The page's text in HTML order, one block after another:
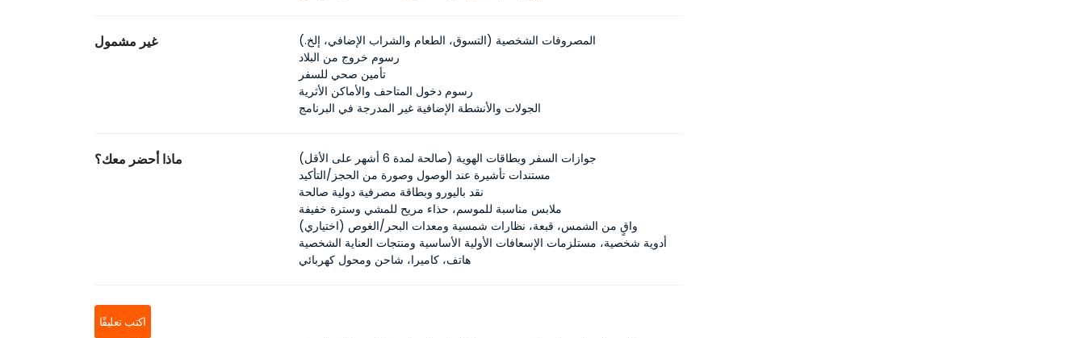
غير مشمول
المصروفات الشخصية (التسوق، الطعام والشراب الإضافي، إلخ.)
رسوم خروج من البلاد
تأمين صحي للسفر
رسوم دخول المتاحف والأماكن الأثرية
الجولات والأنشطة الإضافية غير المدرجة في البرنامج
ماذا أحضر معك؟
جوازات السفر وبطاقات الهوية (صالحة لمدة 6 أشهر على الأقل)
مستندات تأشيرة عند الوصول وصورة من الحجز/التأكيد
نقد باليورو وبطاقة مصرفية دولية صالحة
ملابس مناسبة للموسم، حذاء مريح للمشي وسترة خفيفة
واقٍ من الشمس، قبعة، نظارات شمسية ومعدات البحر/الغوص (اختياري)
أدوية شخصية، مستلزمات الإسعافات الأولية الأساسية ومنتجات العناية الشخصية
هاتف، كاميرا، شاحن ومحول كهربائي
اكتب تعليقًا